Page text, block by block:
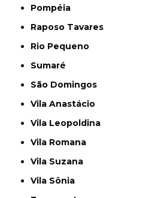
Pompéia
Raposo Tavares
Rio Pequeno
Sumaré
São Domingos
Vila Anastácio
Vila Leopoldina
Vila Romana
Vila Suzana
Vila Sônia